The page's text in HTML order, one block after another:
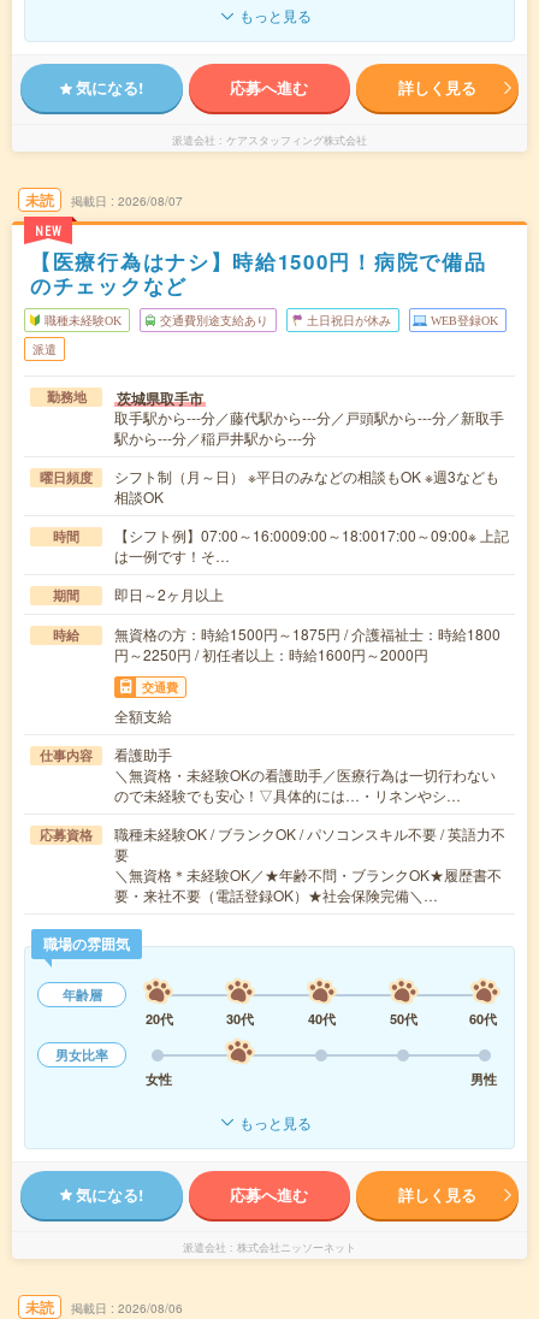
もっと見る
気になる! 応募へ進む 詳しく見る
派遣会社 ケアスタッフィング株式会社
未読
NEW
掲載日 2026/08/07
【医療行為はナシ】時給1500円！病院で備品
のチェックなど
職種未経験OK 交通費別途支給あり 土日祝日が休み WEB登録OK
派遣
勤務地 茨城県取手市
取手駅から---分／藤代駅から---分／戸頭駅から---分／新取手
駅から---分／稲戸井駅から---分
曜日頻度
シフト制（月～日） ※平日のみなどの相談もOK ※週3なども
相談OK
時間
【シフト例】07:00～16:0009:00～18:0017:00～09:00※ 上記
は一例です！そ…
期間 即日～2ヶ月以上
時給
無資格の方：時給1500円～1875円 / 介護福祉士：時給1800
円～2250円 / 初任者以上：時給1600円～2000円
交通費
全額支給
仕事内容
看護助手
＼無資格・未経験OKの看護助手／医療行為は一切行わない
ので未経験でも安心！▽具体的には…・リネンやシ…
応募資格
職種未経験OK / ブランクOK / パソコンスキル不要 / 英語力不
要
＼無資格＊未経験OK／★年齢不問・ブランクOK★履歴書不
要・来社不要（電話登録OK）★社会保険完備＼…
職場の雰囲気
年齢層
20代
30代 40代 50代
60代
男女比率
女性
男性
もっと見る
気になる! 応募へ進む 詳しく見る
派遣会社 株式会社ニッソーネット
未読 掲載日 2026/08/06